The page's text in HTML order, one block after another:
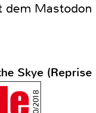
Mastodon
Skye (Reprise
10/2018